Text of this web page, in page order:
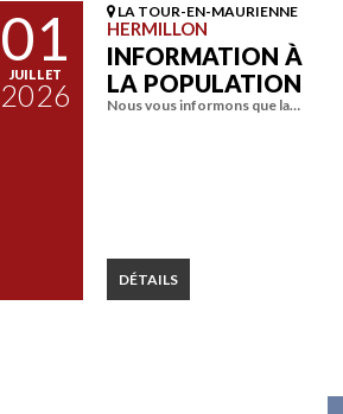
01
JUILLET
2026
LA TOUR-EN-MAURIENNE
HERMILLON
INFORMATION À
LA POPULATION
Nous vous informons que la…
DÉTAILS